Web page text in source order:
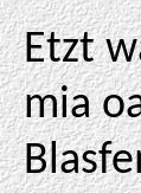
Etzt
mia